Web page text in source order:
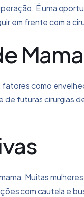
É uma
em frente com a
Mama
fatores como
de futuras cirurgias
Muitas
com cautela e